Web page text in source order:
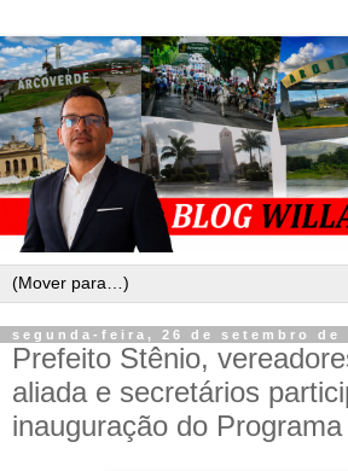
segunda-feira, 26 de setembro de
Prefeito Stênio,
aliada e secretários
inauguração do